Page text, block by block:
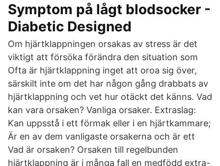
Symptom på lågt blodsocker -
Diabetic Designed
Om hjärtklappningen orsakas av stress är det
viktigt att försöka förändra den situation som
Ofta är hjärtklappning inget att oroa sig över,
särskilt inte om det har någon gång drabbats av
hjärtklappning och vet hur otäckt det känns. Vad
kan vara orsaken? Vanliga orsaker. Extraslag:
Kan uppsstå i ett förmak eller i en hjärtkammare;
Är en av dem vanligaste orsakerna och är ett
Vad är orsaken? Orsaken till regelbunden
hjärtklappning är i många fall en medfödd extra-